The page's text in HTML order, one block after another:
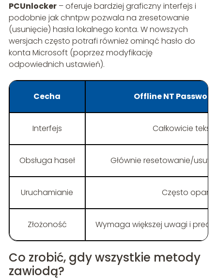
PCUnlocker– oferuje bardziej graficzny interfejs i
podobnie jak chntpw pozwala na zresetowanie
(usunięcie) hasła lokalnego konta. W nowszych
wersjach często potrafi również ominąć hasło do
konta Microsoft (poprzez modyfikację
odpowiednich ustawień).
Cecha Offline NT
Interfejs Całkowicie
Obsługa haseł Głównie resetowanie/
Uruchamianie Często oparty
Złożoność Wymaga większej uwagi i
Co zrobić, gdy wszystkie metody
zawiodą?